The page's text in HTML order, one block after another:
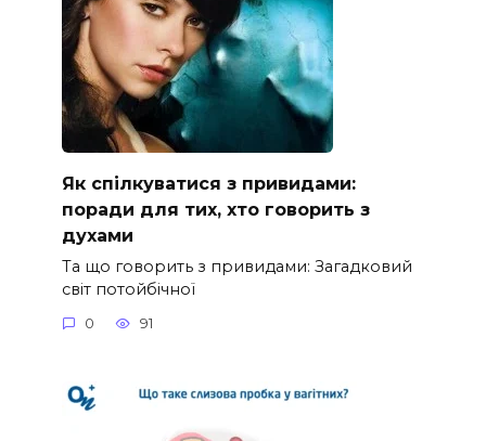
Як спілкуватися з привидами:
поради для тих, хто говорить з
духами
Та що говорить з привидами: Загадковий
світ потойбічної
0 91